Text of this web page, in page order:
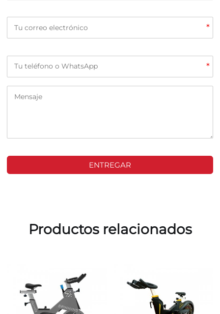
*
*
ENTREGAR
Productos relacionados